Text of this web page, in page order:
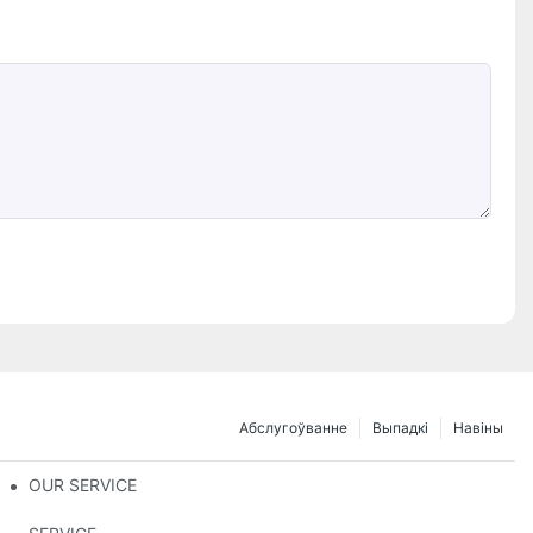
Навіны
Выпадкі
Абслугоўванне
перавагі і недахопы
OUR SERVICE